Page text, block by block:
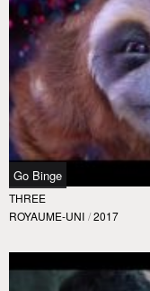
Go Binge
THREE
ROYAUME-UNI / 2017